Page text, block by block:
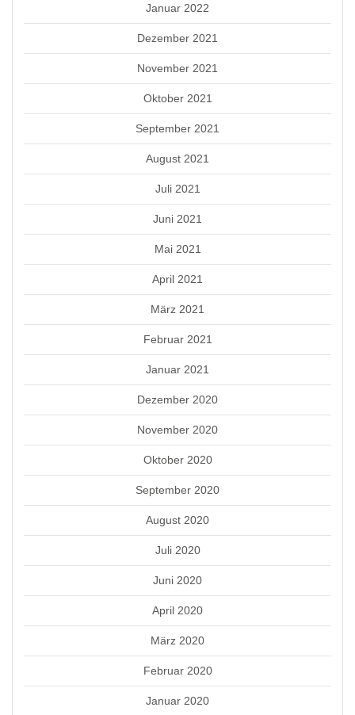
Januar 2022
Dezember 2021
November 2021
Oktober 2021
September 2021
August 2021
Juli 2021
Juni 2021
Mai 2021
April 2021
März 2021
Februar 2021
Januar 2021
Dezember 2020
November 2020
Oktober 2020
September 2020
August 2020
Juli 2020
Juni 2020
April 2020
März 2020
Februar 2020
Januar 2020